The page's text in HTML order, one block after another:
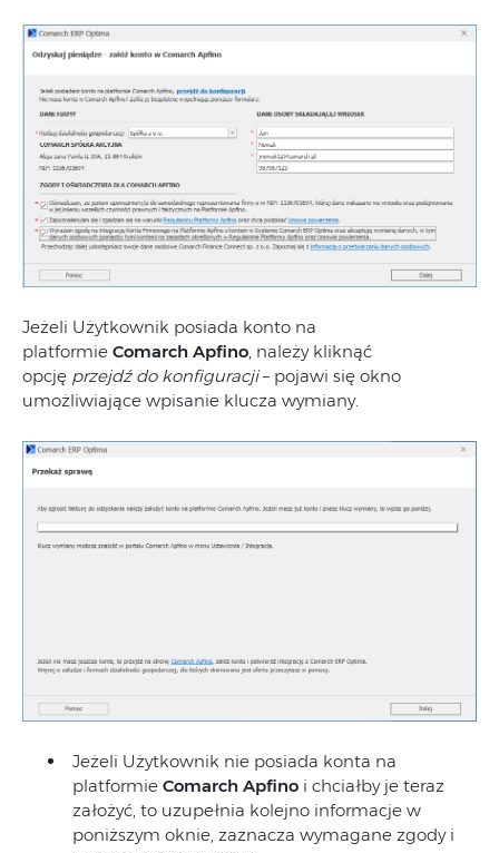
Jeżeli Użytkownik posiada konto na
platformie Comarch Apfino, należy kliknąć
opcję przejdź do konfiguracji– pojawi się okno
umożliwiające wpisanie klucza wymiany.
Jeżeli Użytkownik nie posiada konta na
platformie Comarch Apfino i chciałby je teraz
założyć, to uzupełnia kolejno informacje w
poniższym oknie, zaznacza wymagane zgody i